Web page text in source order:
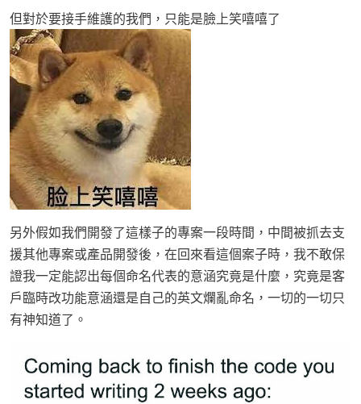
但對於要接手維護的我們，只能是臉上笑嘻嘻了
另外假如我們開發了這樣子的專案一段時間，中間被抓去支
援其他專案或產品開發後，在回來看這個案子時，我不敢保
證我一定能認出每個命名代表的意涵究竟是什麼，究竟是客
戶臨時改功能意涵還是自己的英文爛亂命名，一切的一切只
有神知道了。